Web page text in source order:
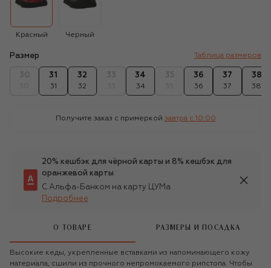
Красный Черный
Размер Таблица размеров
31
31
32
32
34
34
36
36
37
37
38
38
Получите заказ с примеркой завтра c 10:00
20% кешбэк для чёрной карты и 8% кешбэк для
оранжевой карты
С Альфа-Банком на карту ЦУМа
Подробнее
О ТОВАРЕ РАЗМЕРЫ И ПОСАДКА
Высокие кеды, укрепленные вставками из напоминающего кожу
материала, сшили из прочного непромокаемого рипстопа. Чтобы